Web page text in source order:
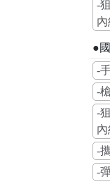
-
●
-
-
-
-
-